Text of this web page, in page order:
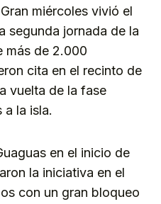
miércoles vivió el
segunda jornada de la
más de 2.000
cita en el recinto de
vuelta de la fase
a la isla.
en el inicio de
la iniciativa en el
con un gran bloqueo